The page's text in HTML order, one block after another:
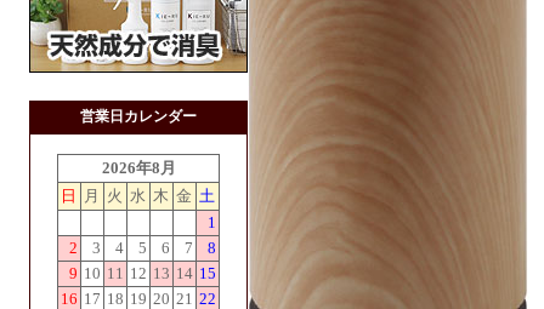
営業日カレンダー
2026年8月
日
月 火 水 木 金 土
1
2
3 4 5 6 7
8
9 10 11 12 13 14 15
16 17 18 19 20 21 22